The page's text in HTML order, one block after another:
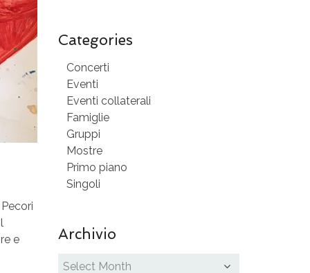
e
Categories
Concerti
Eventi
Eventi collaterali
Famiglie
Gruppi
Mostre
Primo piano
Singoli
Archivio